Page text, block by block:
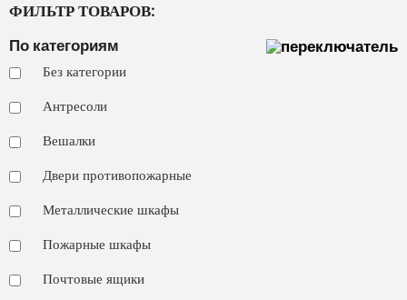
ФИЛЬТР ТОВАРОВ:
По категориям
Без категории
Антресоли
Вешалки
Двери противопожарные
Металлические шкафы
Пожарные шкафы
Почтовые ящики